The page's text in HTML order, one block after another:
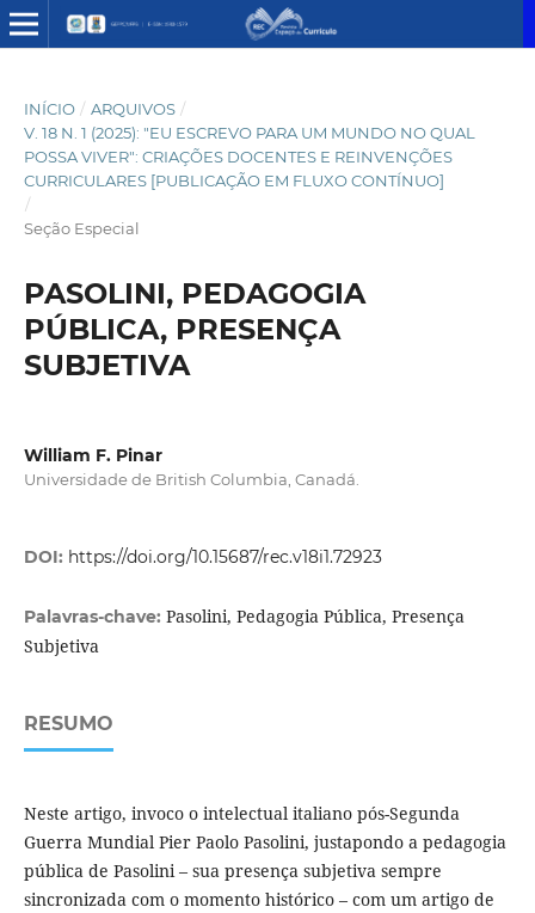
INÍCIO / ARQUIVOS /
V. 18 N. 1 (2025): "EU ESCREVO PARA UM MUNDO NO QUAL
POSSA VIVER": CRIAÇÕES DOCENTES E REINVENÇÕES
CURRICULARES [PUBLICAÇÃO EM FLUXO CONTÍNUO]
/
Seção Especial
PASOLINI, PEDAGOGIA
PÚBLICA, PRESENÇA
SUBJETIVA
William F. Pinar
Universidade de British Columbia, Canadá.
DOI: https://doi.org/10.15687/rec.v18i1.72923
Palavras-chave: Pasolini, Pedagogia Pública, Presença
Subjetiva
RESUMO
Neste artigo, invoco o intelectual italiano pós-Segunda
Guerra Mundial Pier Paolo Pasolini, justapondo a pedagogia
pública de Pasolini – sua presença subjetiva sempre
sincronizada com o momento histórico – com um artigo de